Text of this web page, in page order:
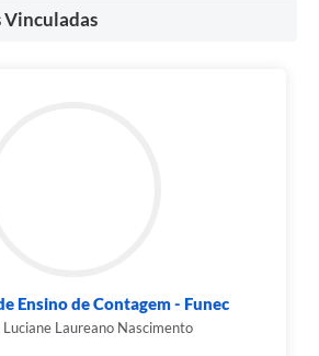
Vinculadas
Ensino de Contagem - Funec
Luciane Laureano Nascimento